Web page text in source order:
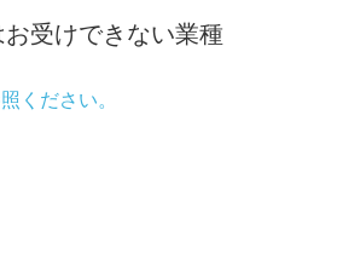
お受けできない業種
ください。